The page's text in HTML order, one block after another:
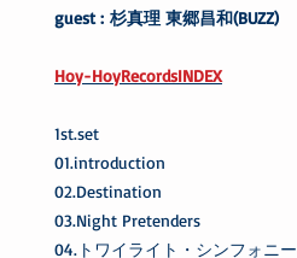
guest : 杉真理 東郷昌和(BUZZ)
Hoy-HoyRecordsINDEX
1st.set
01.introduction
02.Destination
03.Night Pretenders
04.トワイライト・シンフォニー